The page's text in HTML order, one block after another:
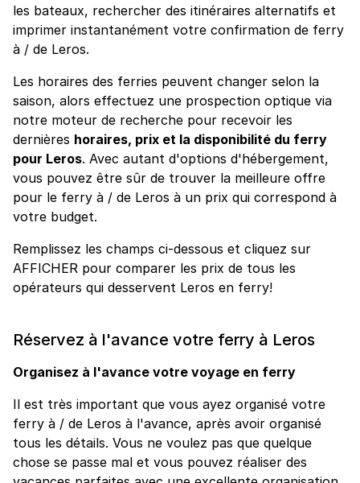
les bateaux, rechercher des itinéraires alternatifs et
imprimer instantanément votre confirmation de ferry
à / de Leros.
Les horaires des ferries peuvent changer selon la
saison, alors effectuez une prospection optique via
notre moteur de recherche pour recevoir les
dernières horaires, prix et la disponibilité du ferry
pour Leros. Avec autant d'options d'hébergement,
vous pouvez être sûr de trouver la meilleure offre
pour le ferry à / de Leros à un prix qui correspond à
votre budget.
Remplissez les champs ci-dessous et cliquez sur
AFFICHER pour comparer les prix de tous les
opérateurs qui desservent Leros en ferry!
Réservez à l'avance votre ferry à Leros
Organisez à l'avance votre voyage en ferry
Il est très important que vous ayez organisé votre
ferry à / de Leros à l'avance, après avoir organisé
tous les détails. Vous ne voulez pas que quelque
chose se passe mal et vous pouvez réaliser des